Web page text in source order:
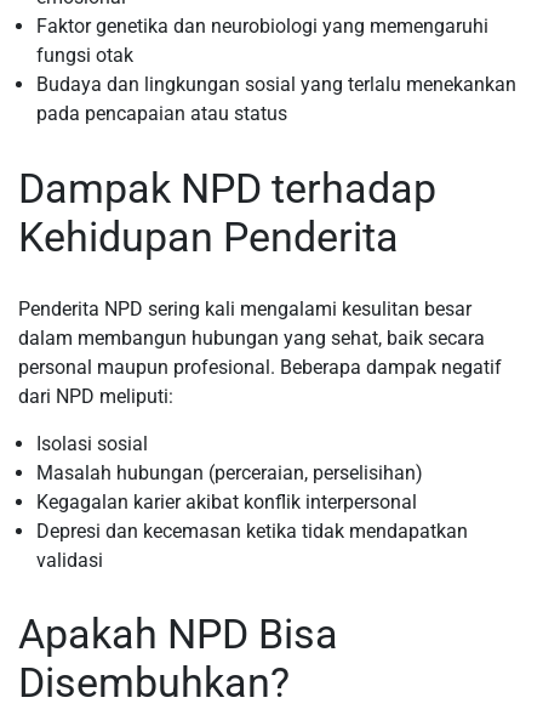
Faktor genetika dan neurobiologi yang memengaruhi
fungsi otak
Budaya dan lingkungan sosial yang terlalu menekankan
pada pencapaian atau status
Dampak NPD terhadap
Kehidupan Penderita
Penderita NPD sering kali mengalami kesulitan besar
dalam membangun hubungan yang sehat, baik secara
personal maupun profesional. Beberapa dampak negatif
dari NPD meliputi:
Isolasi sosial
Masalah hubungan (perceraian, perselisihan)
Kegagalan karier akibat konflik interpersonal
Depresi dan kecemasan ketika tidak mendapatkan
validasi
Apakah NPD Bisa
Disembuhkan?